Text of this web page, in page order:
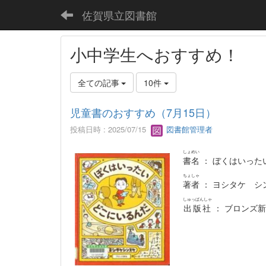
佐賀県立図書館
小中学生へおすすめ！
全ての記事 10件
児童書のおすすめ（7月15日）
投稿日時 : 2025/07/15 図書館管理者
書名
しょめい
： ぼくはいっ
著者
ちょしゃ
： ヨシタケ シ
出版社
しゅっぱんしゃ
： ブロンズ